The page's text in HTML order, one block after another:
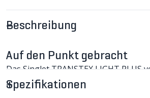
Beschreibung
Auf den Punkt gebracht
Das Singlet TRANSTEX LIGHT PLUS
besonders leicht und schnelltrocknend.
TRANSTEX LIGHT+ Herren-
Spezifikationen